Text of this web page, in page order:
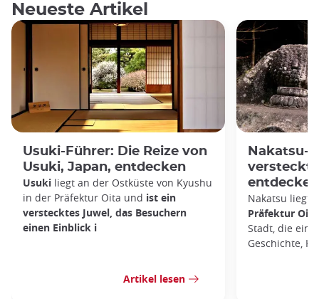
Neueste Artikel
Usuki-Führer: Die Reize von
Usuki, Japan, entdecken
Usuki liegt an der Ostküste von Kyushu
in der Präfektur Oita und ist ein
verstecktes Juwel, das Besuchern
einen Einblick i
Artikel lesen
Nakatsu-
entdecken
Nakatsu liegt
Präfektur Oita
Stadt, die
Geschichte,